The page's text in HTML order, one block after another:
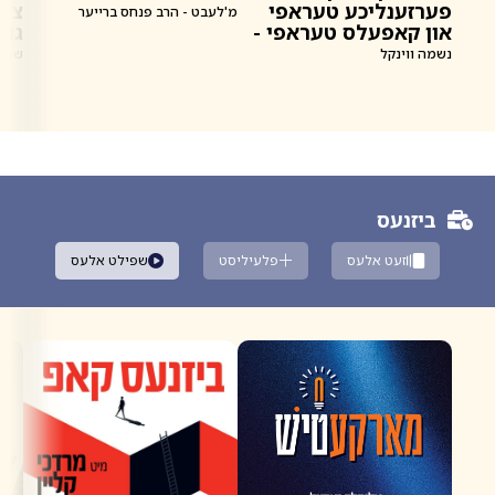
פערזענליכע טעראפי
און קאפעלס טעראפי -
מיט ר' משה פעדער
נשמה ווינקל
מ'לעבט - הרב פנחס ברייער
ביזנעס
שפילט אלעס פלעיליסט זעט אלעס